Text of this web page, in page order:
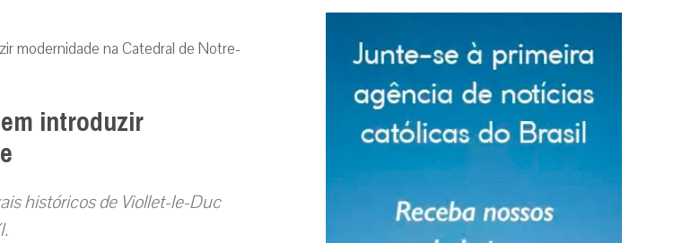
modernidade na Catedral de Notre-
introduzir
históricos de Viollet-le-Duc